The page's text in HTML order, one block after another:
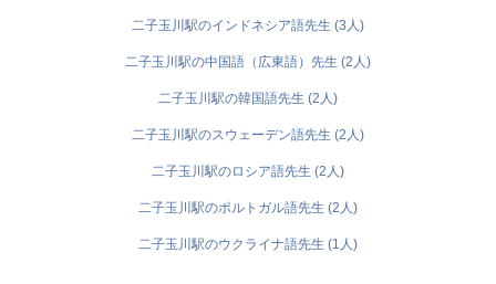
二子玉川駅のインドネシア語先生 (3人)
二子玉川駅の中国語（広東語）先生 (2人)
二子玉川駅の韓国語先生 (2人)
二子玉川駅のスウェーデン語先生 (2人)
二子玉川駅のロシア語先生 (2人)
二子玉川駅のポルトガル語先生 (2人)
二子玉川駅のウクライナ語先生 (1人)